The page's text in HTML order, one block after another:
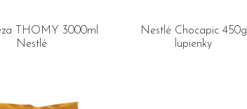
THOMY 3000ml
Nestlé
Nestlé Chocapic 450g
lupienky